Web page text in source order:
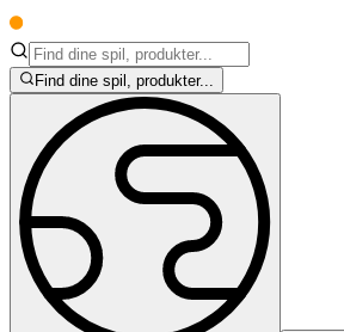
Find dine spil, produkter...